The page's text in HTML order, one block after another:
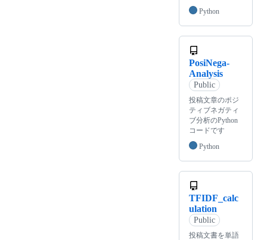
Python
PosiNega-
Analysis
Public
投稿文章のポジ
ティブネガティ
ブ分析のPython
コードです
Python
TFIDF_calc
ulation
Public
投稿文書を単語